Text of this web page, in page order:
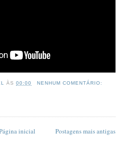
ÀS00:00 NENHUM COMENTÁRIO:
Postagens mais antigas
inicial